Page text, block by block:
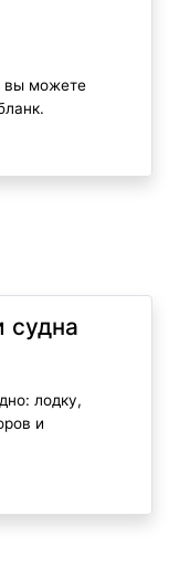
вы можете
судна
лодку,
и